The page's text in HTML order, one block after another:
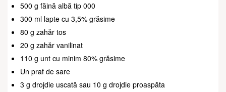
500 g făină albă tip 000
300 ml lapte cu 3,5% grăsime
80 g zahăr tos
20 g zahăr vanilinat
110 g unt cu minim 80% grăsime
Un praf de sare
3 g drojdie uscată sau 10 g drojdie proaspăta